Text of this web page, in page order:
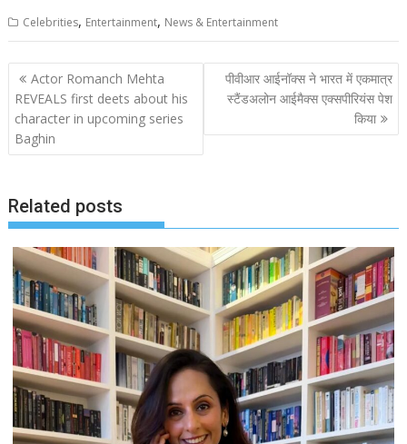
Celebrities, Entertainment, News & Entertainment
Post
navigation
Actor Romanch Mehta
REVEALS first deets about his
character in upcoming series
Baghin
पीवीआर आईनॉक्स ने भारत में एकमात्र
स्टैंडअलोन आईमैक्स एक्सपीरियंस पेश
किया
Related posts